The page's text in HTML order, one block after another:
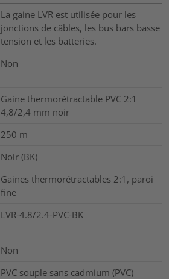
La gaine LVR est utilisée pour les
jonctions de câbles, les bus bars basse
tension et les batteries.
Non
Gaine thermorétractable PVC 2:1
4,8/2,4 mm noir
250 m
Noir (BK)
Gaines thermorétractables 2:1, paroi
fine
LVR-4.8/2.4-PVC-BK
Non
PVC souple sans cadmium (PVC)